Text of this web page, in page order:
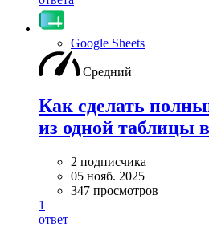
Google Sheets
Средний
Как сделать
из одной таблицы
2 подписчика
05 нояб. 2025
347 просмотров
1
ответ